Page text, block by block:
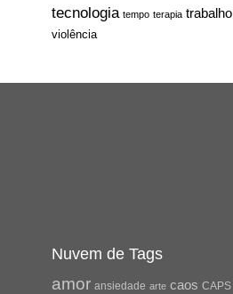
tecnologia tempo terapia trabalho
violência
Nuvem de Tags
amor ansiedade arte caos CAPS